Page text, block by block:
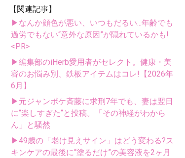
【関連記事】
▶なんか顔色が悪い、いつもだるい...年齢でも
過労でもない“意外な原因”が隠れているかも!
<PR>
▶編集部のiHerb愛用者がセレクト。健康・美
容のお悩み別、鉄板アイテムはコレ!【2026年
6月】
▶元ジャンポケ斉藤に求刑7年でも、妻は翌日
に“楽しすぎた“と投稿。「その神経がわから
ん」と騒然
▶49歳の「老け見えサイン」はどう変わる?ス
キンケアの最後に“塗るだけ”の美容液を2ヶ月